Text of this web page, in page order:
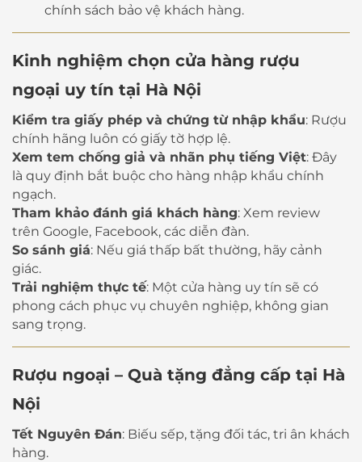
chính sách bảo vệ khách hàng.
Kinh nghiệm chọn cửa hàng rượu
ngoại uy tín tại Hà Nội
Kiểm tra giấy phép và chứng từ nhập khẩu: Rượu
chính hãng luôn có giấy tờ hợp lệ.
Xem tem chống giả và nhãn phụ tiếng Việt: Đây
là quy định bắt buộc cho hàng nhập khẩu chính
ngạch.
Tham khảo đánh giá khách hàng: Xem review
trên Google, Facebook, các diễn đàn.
So sánh giá: Nếu giá thấp bất thường, hãy cảnh
giác.
Trải nghiệm thực tế: Một cửa hàng uy tín sẽ có
phong cách phục vụ chuyên nghiệp, không gian
sang trọng.
Rượu ngoại – Quà tặng đẳng cấp tại Hà
Nội
Tết Nguyên Đán: Biếu sếp, tặng đối tác, tri ân khách
hàng.